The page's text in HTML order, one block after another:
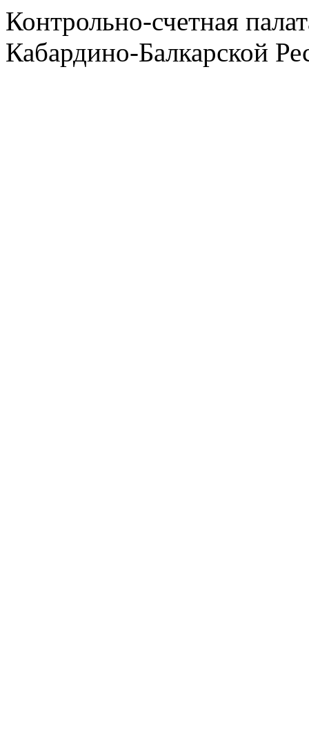
Контрольно-счетная
Кабардино-Балкарской